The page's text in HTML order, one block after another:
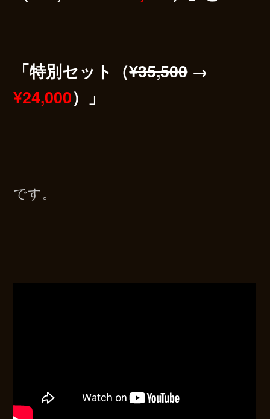
「特別セット（¥35,500→
¥24,000）」
です。